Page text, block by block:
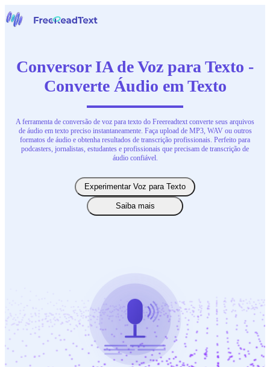
Ferramentas
Notícias
Preços
Português
Conversor IA de Voz para Texto -
Converte Áudio em Texto
A ferramenta de conversão de voz para texto do Freereadtext converte seus arquivos
de áudio em texto preciso instantaneamente. Faça upload de MP3, WAV ou outros
formatos de áudio e obtenha resultados de transcrição profissionais. Perfeito para
podcasters, jornalistas, estudantes e profissionais que precisam de transcrição de
áudio confiável.
Experimentar Voz para Texto
Saiba mais